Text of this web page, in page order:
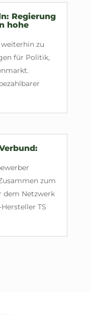
Regierung
hohe
zu
für Politik,
zum
dem Netzwerk
TS